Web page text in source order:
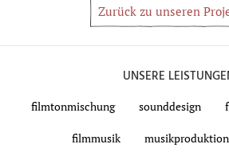
Zurück zu unseren
UNSERE
filmtonmischung sounddesign
filmmusik musikproduktion